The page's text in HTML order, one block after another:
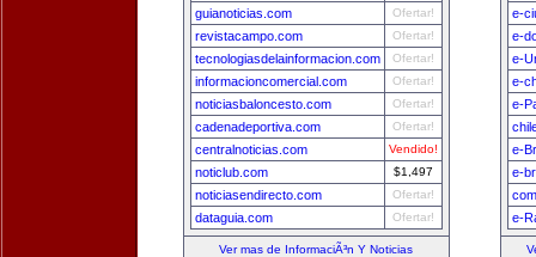
guianoticias.com Ofertar!
revistacampo.com Ofertar!
tecnologiasdelainformacion.com Ofertar!
informacioncomercial.com Ofertar!
noticiasbaloncesto.com Ofertar!
cadenadeportiva.com Ofertar!
centralnoticias.com Vendido!
noticlub.com $1,497
noticiasendirecto.com Ofertar!
dataguia.com Ofertar!
Ver mas de InformaciÃ³n Y Noticias
e-
e-
e-
e-
e-
e-
e-
e-